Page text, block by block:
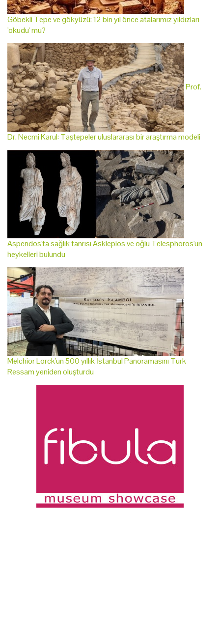
Göbekli Tepe ve gökyüzü: 12 bin yıl önce atalarımız yıldızları
'okudu' mu?
Prof.
Dr. Necmi Karul: Taştepeler uluslararası bir araştırma modeli
Aspendos'ta sağlık tanrısı Asklepios ve oğlu Telesphoros'un
heykelleri bulundu
Melchior Lorck'un 500 yıllık İstanbul Panoramasını Türk
Ressam yeniden oluşturdu